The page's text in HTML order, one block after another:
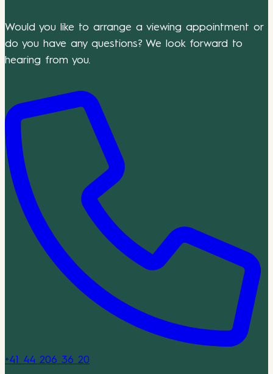
Would you like to arrange a viewing appointment or
do you have any questions? We look forward to
hearing from you.
+41 44 206 36 20